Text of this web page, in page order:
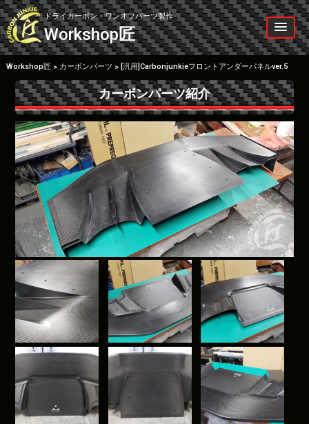
Skip
to
content
ドライカーボン・ワンオフパーツ製作
Workshop匠
Workshop匠> カーボンパーツ > [汎用]Carbonjunkieフロントアンダーパネルver.5
カーボンパーツ紹介